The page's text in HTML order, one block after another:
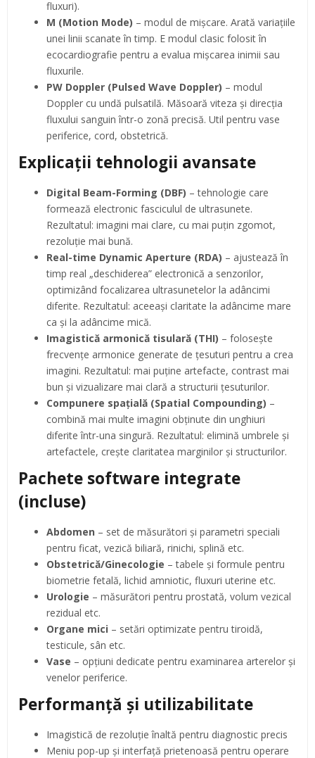
fluxuri).
M (Motion Mode) – modul de mișcare. Arată variațiile
unei linii scanate în timp. E modul clasic folosit în
ecocardiografie pentru a evalua mișcarea inimii sau
fluxurile.
PW Doppler (Pulsed Wave Doppler) – modul
Doppler cu undă pulsatilă. Măsoară viteza și direcția
fluxului sanguin într-o zonă precisă. Util pentru vase
periferice, cord, obstetrică.
Explicații tehnologii avansate
Digital Beam-Forming (DBF) – tehnologie care
formează electronic fasciculul de ultrasunete.
Rezultatul: imagini mai clare, cu mai puțin zgomot,
rezoluție mai bună.
Real-time Dynamic Aperture (RDA) – ajustează în
timp real „deschiderea” electronică a senzorilor,
optimizând focalizarea ultrasunetelor la adâncimi
diferite. Rezultatul: aceeași claritate la adâncime mare
ca și la adâncime mică.
Imagistică armonică tisulară (THI) – folosește
frecvențe armonice generate de țesuturi pentru a crea
imagini. Rezultatul: mai puține artefacte, contrast mai
bun și vizualizare mai clară a structurii țesuturilor.
Compunere spațială (Spatial Compounding) –
combină mai multe imagini obținute din unghiuri
diferite într-una singură. Rezultatul: elimină umbrele și
artefactele, crește claritatea marginilor și structurilor.
Pachete software integrate
(incluse)
Abdomen – set de măsurători și parametri speciali
pentru ficat, vezică biliară, rinichi, splină etc.
Obstetrică/Ginecologie – tabele și formule pentru
biometrie fetală, lichid amniotic, fluxuri uterine etc.
Urologie – măsurători pentru prostată, volum vezical
rezidual etc.
Organe mici – setări optimizate pentru tiroidă,
testicule, sân etc.
Vase – opțiuni dedicate pentru examinarea arterelor și
venelor periferice.
Performanță și utilizabilitate
Imagistică de rezoluție înaltă pentru diagnostic precis
Meniu pop-up și interfață prietenoasă pentru operare